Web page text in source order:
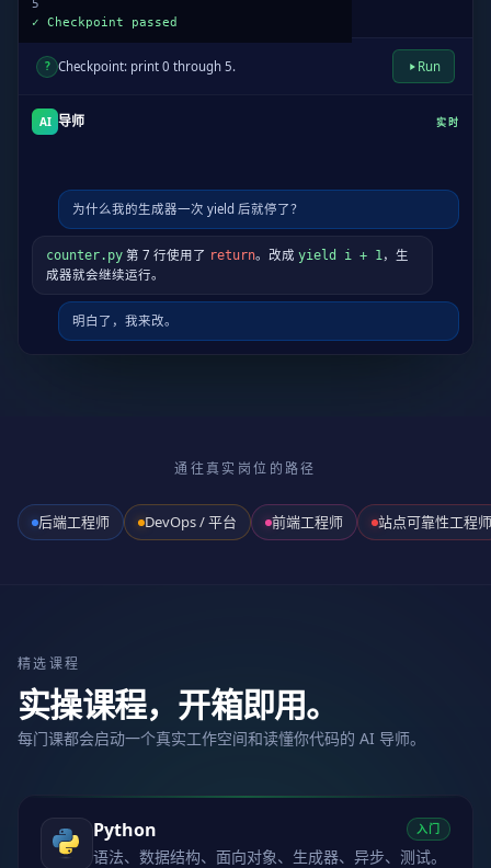
? Checkpoint: print 0 through 5. Run
AI 导师 实时
通往真实岗位的路径
后端工程师 DevOps / 平台 前端工程师 站点可靠性工程师
精选课程
实操课程，开箱即用。
每门课都会启动一个真实工作空间和读懂你代码的 AI 导师。
Python 入门
语法、数据结构、面向对象、生成器、异步、测试。